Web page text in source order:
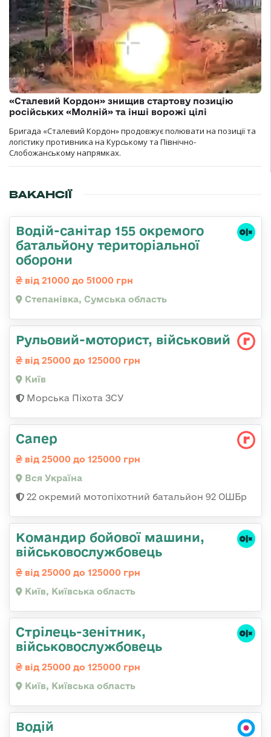
«Сталевий Кордон» знищив стартову позицію
російських «Молній» та інші ворожі цілі
Бригада «Сталевий Кордон» продовжує полювати на позиції та
логістику противника на Курському та Північно-
Слобожанському напрямках.
ВАКАНСІЇ
Водій-санітар 155 окремого
батальйону територіальної
оборони
від 21000 до 51000 грн
Степанівка, Сумська область
Рульовий-мотоpист, військовий
від 25000 до 125000 грн
Київ
Морська Піхота ЗСУ
Сапер
від 25000 до 125000 грн
Вся Україна
22 окремий мотопіхотний батальйон 92 ОШБр
Командиp бойової машини,
військовослужбовець
від 25000 до 125000 грн
Київ, Київська область
Стpілець-зенітник,
військовослужбовець
від 25000 до 125000 грн
Київ, Київська область
Водій